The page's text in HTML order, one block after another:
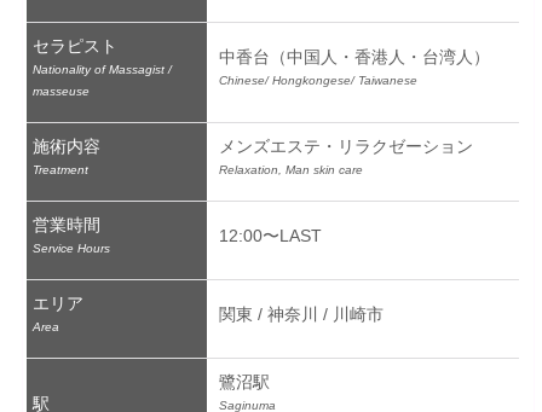
セラピスト
Nationality of Massagist /
masseuse
中香台（中国人・香港人・台湾人）
Chinese/ Hongkongese/ Taiwanese
施術内容
Treatment
メンズエステ・リラクゼーション
Relaxation, Man skin care
営業時間
Service Hours
12:00〜LAST
エリア
Area
関東 / 神奈川 / 川崎市
駅
鷺沼駅
Saginuma